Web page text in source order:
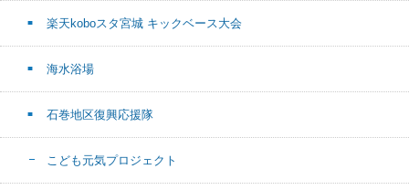
楽天koboスタ宮城 キックベース大会
海水浴場
石巻地区復興応援隊
こども元気プロジェクト